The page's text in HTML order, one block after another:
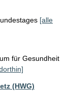
[alle
für Gesundheit
(HWG)